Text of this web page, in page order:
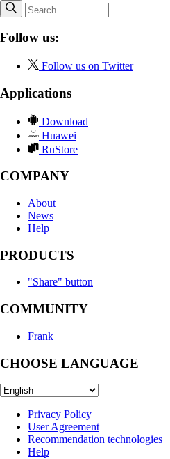
Follow us:
Follow us on Twitter
Applications
Download
Huawei
RuStore
COMPANY
About
News
Help
PRODUCTS
"Share" button
COMMUNITY
Frank
CHOOSE LANGUAGE
Privacy Policy
User Agreement
Recommendation technologies
Help